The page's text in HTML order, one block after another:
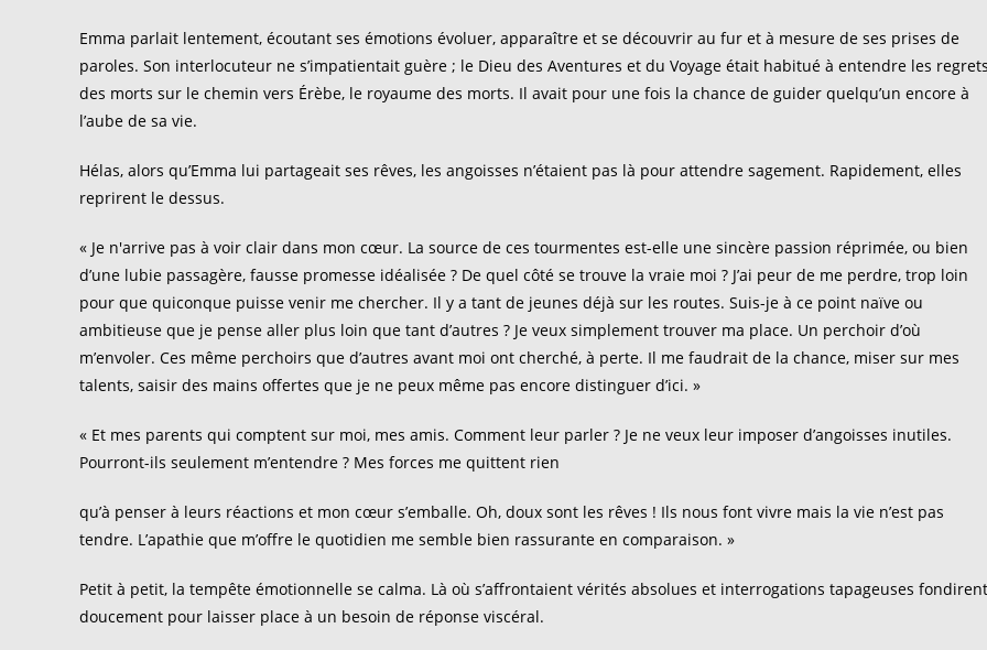
Emma parlait lentement, écoutant ses émotions évoluer, apparaître et se découvrir au fur et à mesure de ses prises de
paroles. Son interlocuteur ne s’impatientait guère ; le Dieu des Aventures et du Voyage était habitué à entendre les
des morts sur le chemin vers Érèbe, le royaume des morts. Il avait pour une fois la chance de guider quelqu’un encore à
l’aube de sa vie.
Hélas, alors qu’Emma lui partageait ses rêves, les angoisses n’étaient pas là pour attendre sagement. Rapidement, elles
reprirent le dessus.
« Je n'arrive pas à voir clair dans mon cœur. La source de ces tourmentes est-elle une sincère passion réprimée, ou bien
d’une lubie passagère, fausse promesse idéalisée ? De quel côté se trouve la vraie moi ? J’ai peur de me perdre, trop loin
pour que quiconque puisse venir me chercher. Il y a tant de jeunes déjà sur les routes. Suis-je à ce point naïve ou
ambitieuse que je pense aller plus loin que tant d’autres ? Je veux simplement trouver ma place. Un perchoir d’où
m’envoler. Ces même perchoirs que d’autres avant moi ont cherché, à perte. Il me faudrait de la chance, miser sur mes
talents, saisir des mains offertes que je ne peux même pas encore distinguer d’ici. »
« Et mes parents qui comptent sur moi, mes amis. Comment leur parler ? Je ne veux leur imposer d’angoisses inutiles.
Pourront-ils seulement m’entendre ? Mes forces me quittent rien
qu’à penser à leurs réactions et mon cœur s’emballe. Oh, doux sont les rêves ! Ils nous font vivre mais la vie n’est pas
tendre. L’apathie que m’offre le quotidien me semble bien rassurante en comparaison. »
Petit à petit, la tempête émotionnelle se calma. Là où s’affrontaient vérités absolues et interrogations tapageuses fondirent
doucement pour laisser place à un besoin de réponse viscéral.